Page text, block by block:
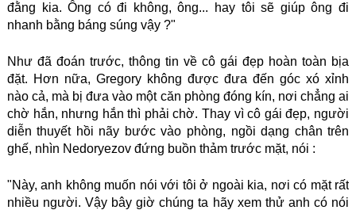
đằng kia. Ông có đi không, ông... hay tôi sẽ giúp ông đi
nhanh bằng báng súng vậy ?"
Như đã đoán trước, thông tin về cô gái đẹp hoàn toàn bịa
đặt. Hơn nữa, Gregory không được đưa đến góc xó xỉnh
nào cả, mà bị đưa vào một căn phòng đóng kín, nơi chẳng ai
chờ hắn, nhưng hắn thì phải chờ. Thay vì cô gái đẹp, người
diễn thuyết hồi nãy bước vào phòng, ngồi dạng chân trên
ghế, nhìn Nedoryezov đứng buồn thảm trước mặt, nói :
"Này, anh không muốn nói với tôi ở ngoài kia, nơi có mặt rất
nhiều người. Vậy bây giờ chúng ta hãy xem thử anh có nói